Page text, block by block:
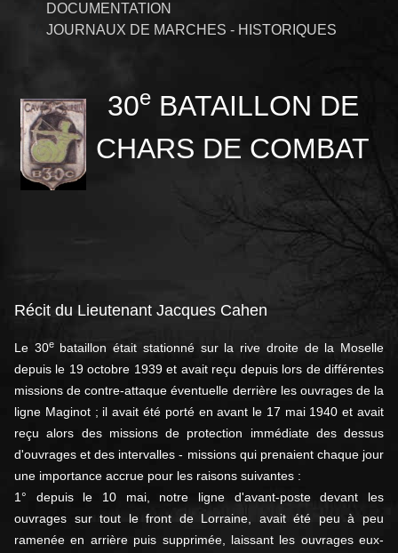
DOCUMENTATION
JOURNAUX DE MARCHES - HISTORIQUES
30eBATAILLON DE
CHARS DE COMBAT
Récit du Lieutenant Jacques Cahen
Le 30ebataillon était stationné sur la rive droite de la Moselle
depuis le 19 octobre 1939 et avait reçu depuis lors de différentes
missions de contre-attaque éventuelle derrière les ouvrages de la
ligne Maginot ; il avait été porté en avant le 17 mai 1940 et avait
reçu alors des missions de protection immédiate des dessus
d'ouvrages et des intervalles - missions qui prenaient chaque jour
une importance accrue pour les raisons suivantes :
1° depuis le 10 mai, notre ligne d'avant-poste devant les
ouvrages sur tout le front de Lorraine, avait été peu à peu
ramenée en arrière puis supprimée, laissant les ouvrages eux-